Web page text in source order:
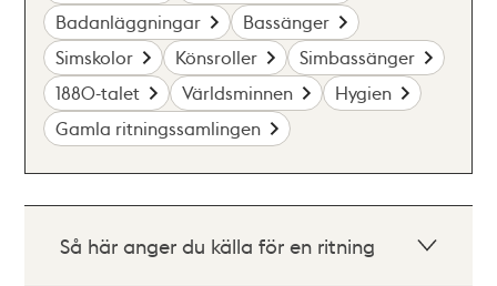
Badanläggningar
Bassänger
Simskolor
Könsroller
Simbassänger
1880-talet
Världsminnen
Hygien
Gamla ritningssamlingen
Så här anger du källa för en ritning